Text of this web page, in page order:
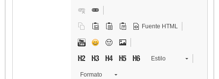
Fuente HTML
Estilo
Formato